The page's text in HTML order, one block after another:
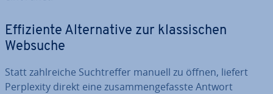
Ef­fi­zi­en­te Al­ter­na­ti­ve zur klas­si­schen
Websuche
Statt zahl­rei­che Such­tref­fer manuell zu öffnen, liefert
Per­ple­xi­ty direkt eine zu­sam­men­ge­fass­te Antwort